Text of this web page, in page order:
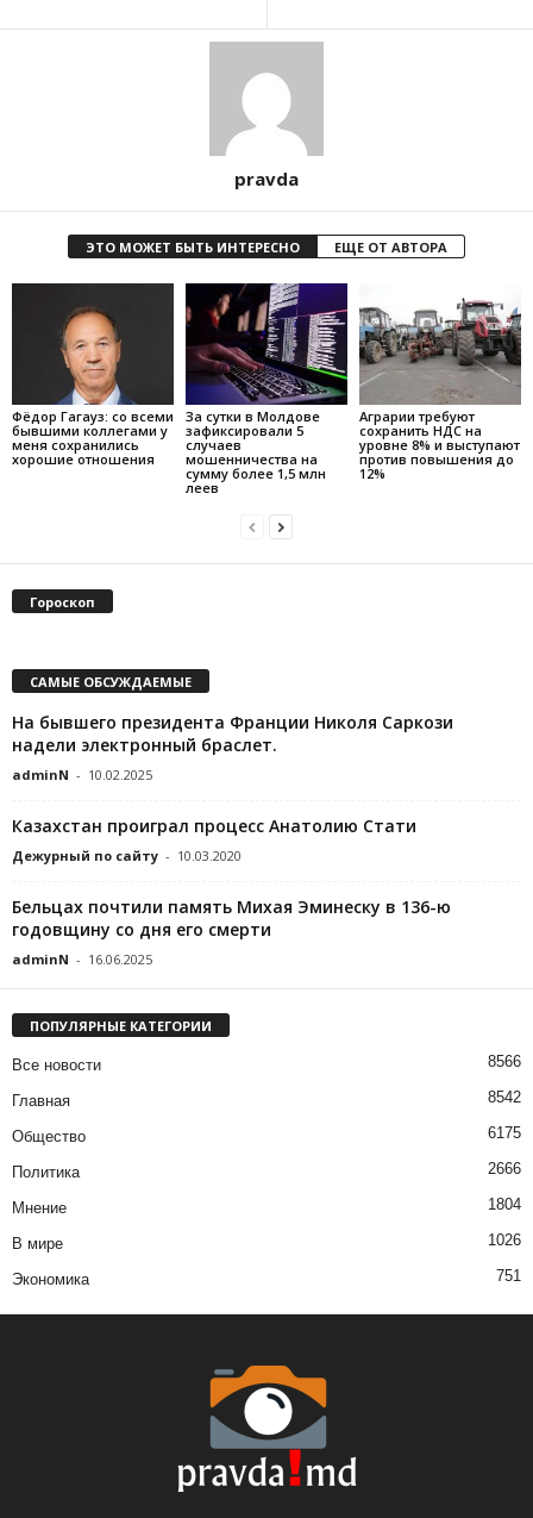
pravda
ЭТО МОЖЕТ БЫТЬ ИНТЕРЕСНО ЕЩЕ ОТ АВТОРА
Фёдор Гагауз: со всеми
бывшими коллегами у
меня сохранились
хорошие отношения
За сутки в Молдове
зафиксировали 5
случаев
мошенничества на
сумму более 1,5 млн
леев
Аграрии требуют
сохранить НДС на
уровне 8% и выступают
против повышения до
12%
Гороскоп
САМЫЕ ОБСУЖДАЕМЫЕ
На бывшего президента Франции Николя Саркози
надели электронный браслет.
adminN - 10.02.2025
Казахстан проиграл процесс Анатолию Стати
Дежурный по сайту - 10.03.2020
Бельцах почтили память Михая Эминеску в 136-ю
годовщину со дня его смерти
adminN - 16.06.2025
ПОПУЛЯРНЫЕ КАТЕГОРИИ
Все новости 8566
Главная 8542
Общество 6175
Политика 2666
Мнение 1804
В мире 1026
Экономика 751